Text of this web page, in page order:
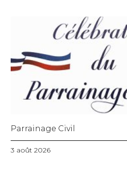
Parrainage Civil
3 août 2026